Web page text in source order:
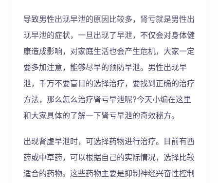
导致男性出现早泄的原因比较多，肾亏就是男性出
现早泄的症状，一旦出现了早泄，不仅会对身体健
康造成影响，对家庭生活也会产生危机，大家一定
要多加注意，能够尽早的预防早泄。男性出现早
泄，千万不要盲目的选择治疗，要找到正确的治疗
方法，那么怎么治疗肾亏早泄呢?今天小编在这里
和大家具体的了解一下肾亏早泄的奇效秘方。
出现肾虚早泄时，可选择药物进行治疗。目前有西
药或中草药，可以根据自己的实际情况，选择比较
适合的药物。这些药物主要是抑制神经兴奋性控制